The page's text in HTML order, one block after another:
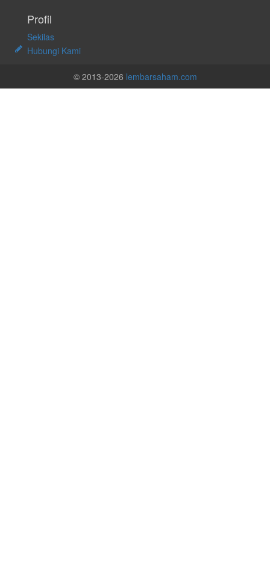
Profil
Sekilas
Hubungi Kami
© 2013-2026 lembarsaham.com